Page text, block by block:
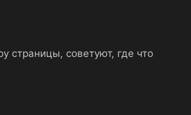
страницы, советуют, где что